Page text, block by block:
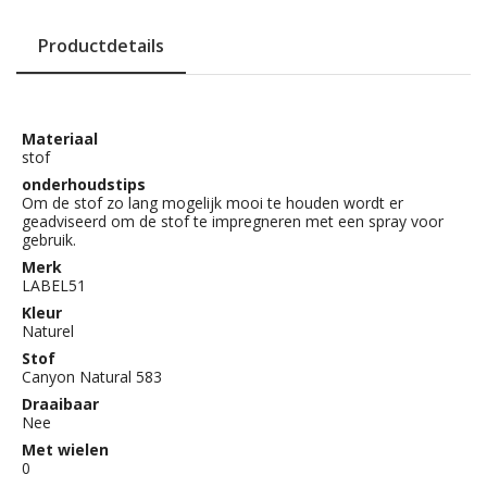
Productdetails
Materiaal
stof
onderhoudstips
Om de stof zo lang mogelijk mooi te houden wordt er
geadviseerd om de stof te impregneren met een spray voor
gebruik.
Merk
LABEL51
Kleur
Naturel
Stof
Canyon Natural 583
Draaibaar
Nee
Met wielen
0